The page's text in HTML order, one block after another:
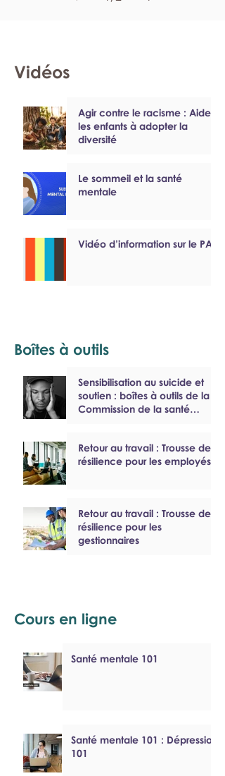
Vidéos
Agir contre le racisme : Aider
les enfants à adopter la
diversité
Le sommeil et la santé
mentale
Vidéo d’information sur le PAEF
Boîtes à outils
Sensibilisation au suicide et
soutien : boîtes à outils de la
Commission de la santé
Retour au travail : Trousse de
résilience pour les employés
Retour au travail : Trousse de
résilience pour les
gestionnaires
Cours en ligne
Santé mentale 101
Santé mentale 101 : Dépression
101